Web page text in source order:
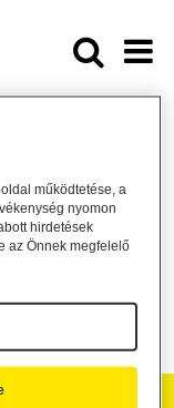
Kötvény
20.
11% RAC 150220
működtetése, a
nyomon
hirdetések
az Önnek megfelelő